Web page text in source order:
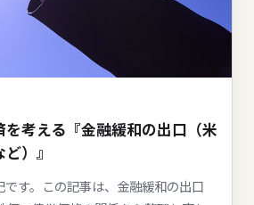
考える『金融緩和の出口（米
）』
す。この記事は、金融緩和の出口